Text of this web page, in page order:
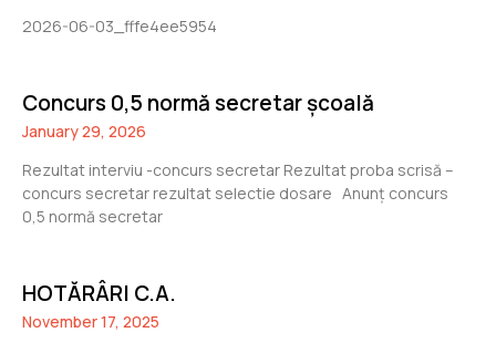
2026-06-03_fffe4ee5954
Concurs 0,5 normă secretar școală
January 29, 2026
Rezultat interviu -concurs secretar Rezultat proba scrisă –
concurs secretar rezultat selectie dosare Anunț concurs
0,5 normă secretar
HOTĂRÂRI C.A.
November 17, 2025